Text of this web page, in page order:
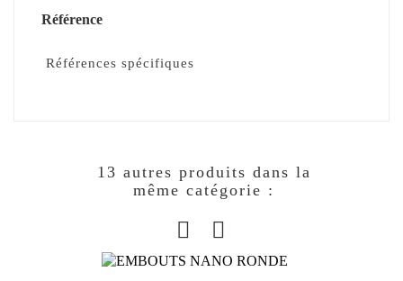
Référence
Références spécifiques
13 autres produits dans la
même catégorie :